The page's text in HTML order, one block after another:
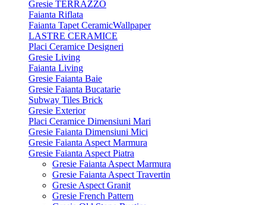
Gresie TERRAZZO
Faianta Riflata
Faianta Tapet CeramicWallpaper
LASTRE CERAMICE
Placi Ceramice Designeri
Gresie Living
Faianta Living
Gresie Faianta Baie
Gresie Faianta Bucatarie
Subway Tiles Brick
Gresie Exterior
Placi Ceramice Dimensiuni Mari
Gresie Faianta Dimensiuni Mici
Gresie Faianta Aspect Marmura
Gresie Faianta Aspect Piatra
Gresie Faianta Aspect Marmura
Gresie Faianta Aspect Travertin
Gresie Aspect Granit
Gresie French Pattern